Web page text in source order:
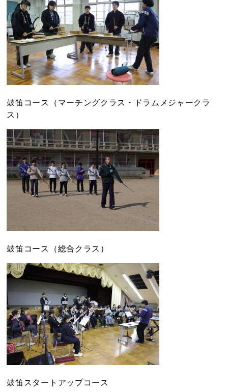
鼓笛コース（マーチングクラス・ドラムメジャークラ
ス）
鼓笛コース（総合クラス）
鼓笛スタートアップコース